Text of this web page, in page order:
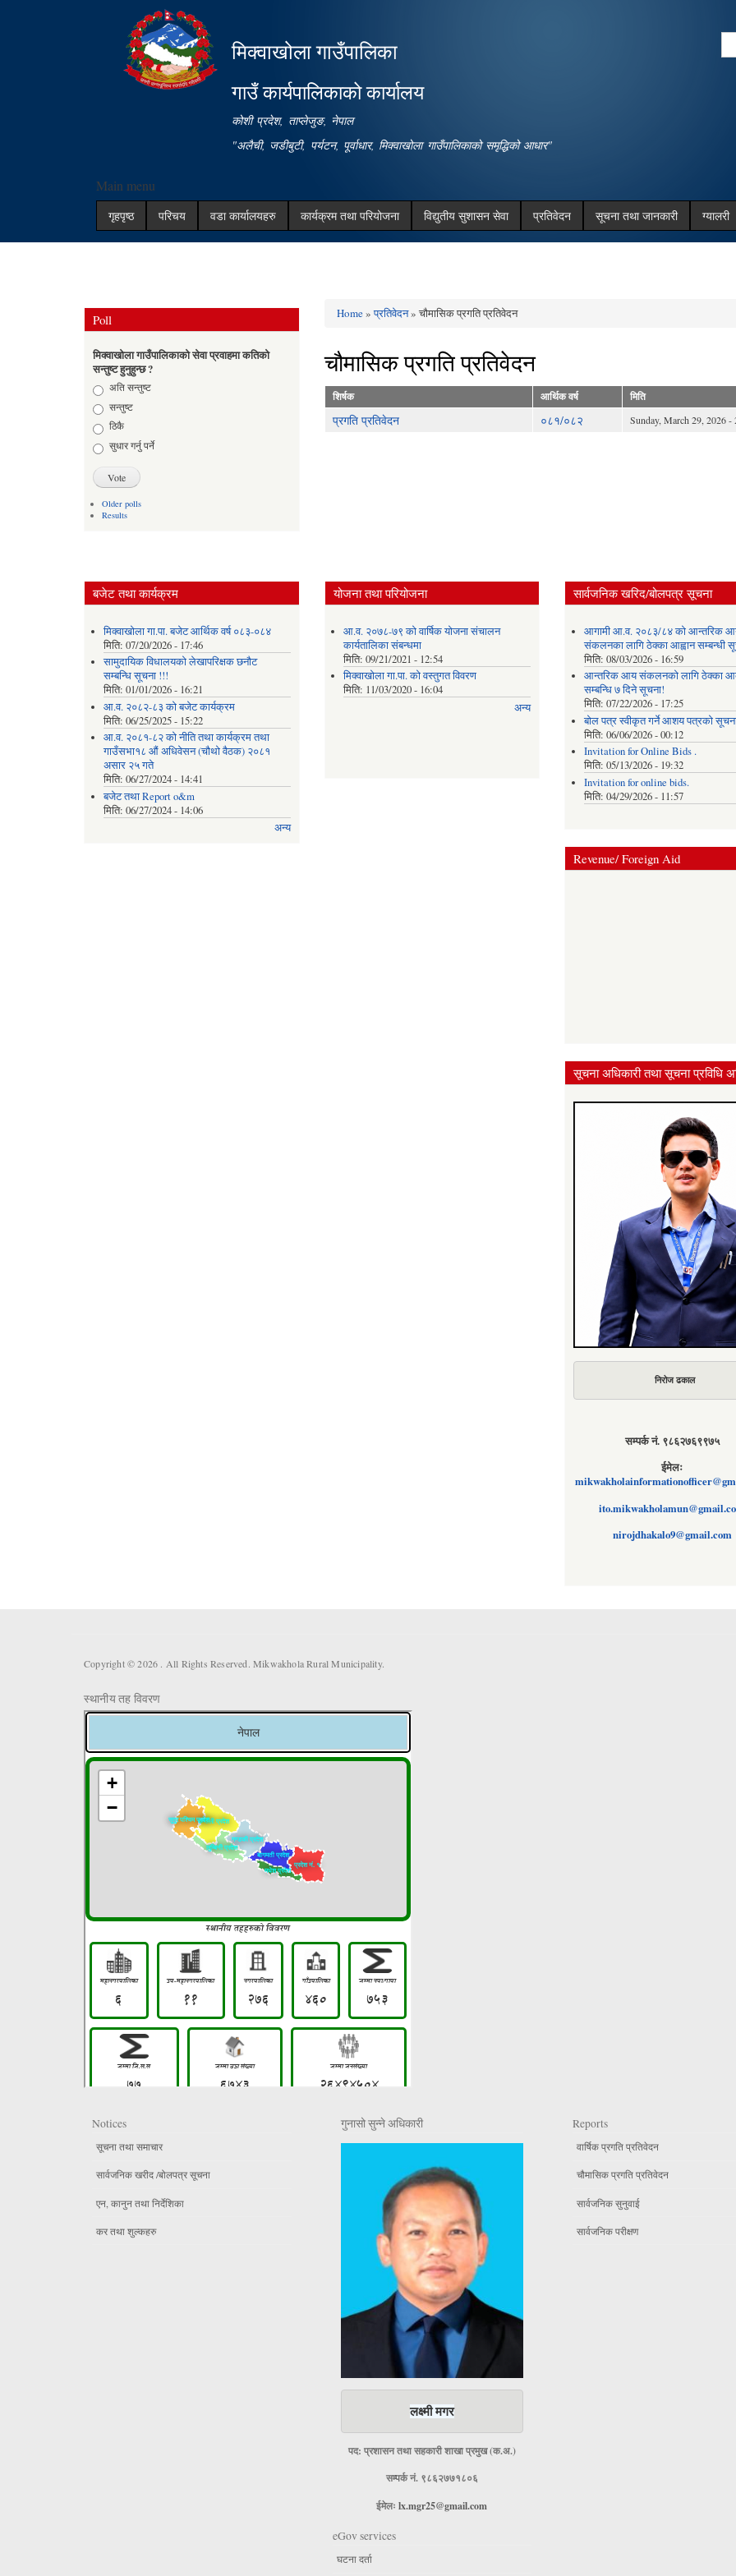
मिक्वाखोला गाउँपालिका
गाउँ कार्यपालिकाको कार्यालय
कोशी प्रदेश, ताप्लेजुङ, नेपाल
"अलैची, जडीबुटी, पर्यटन, पूर्वाधार, मिक्वाखोला गाउँपालिकाको समृद्धिको आधार"
Main menu
गृहपृष्ठ परिचय वडा कार्यालयहरु कार्यक्रम तथा परियोजना विद्युतीय सुशासन सेवा प्रतिवेदन सूचना तथा जानकारी ग्यालरी
Poll
मिक्वाखोला गाउँपालिकाको सेवा प्रवाहमा कतिको
सन्तुष्ट हुनुहुन्छ ?
Choicesअति सन्तुष्ट
सन्तुष्ट
ठिकै
सुधार गर्नु पर्ने
Older polls
Results
You are here
Home»प्रतिवेदन» चौमासिक प्रगति प्रतिवेदन
चौमासिक प्रगति प्रतिवेदन
शिर्षक आर्थिक वर्ष मिति
प्रगति प्रतिवेदन ०८१/०८२ Sunday, March 29, 2026 -
बजेट तथा कार्यक्रम
मिक्वाखोला गा.पा. बजेट आर्थिक वर्ष ०८३-०८४
मिति: 07/20/2026 - 17:46
सामुदायिक विधालयको लेखापरिक्षक छनौट
सम्बन्धि सूचना !!!
मिति: 01/01/2026 - 16:21
आ.व. २०८२-८३ को बजेट कार्यक्रम
मिति: 06/25/2025 - 15:22
आ.व. २०८१-८२ को नीति तथा कार्यक्रम तथा
गाउँसभा१८ औं अधिवेसन (चौथो वैठक) २०८१
असार २५ गते
मिति: 06/27/2024 - 14:41
बजेट तथा Report o&m
मिति: 06/27/2024 - 14:06
अन्य
योजना तथा परियोजना
आ.व. २०७८-७९ को वार्षिक योजना संचालन
कार्यतालिका संबन्धमा
मिति:09/21/2021 - 12:54
मिक्वाखोला गा.पा. को वस्तुगत विवरण
मिति: 11/03/2020 - 16:04
अन्य
सार्वजनिक खरिद/बोलपत्र सूचना
आगामी आ.व. २०८३/८४ को आन्तरिक
संकलनका लागि ठेक्का आह्वान सम्बन्धी
मिति: 08/03/2026 - 16:59
आन्तरिक आय संकलनको लागि ठेक्‍का
सम्बन्धि ७ दिने सूचना!
मिति: 07/22/2026 - 17:25
बोल पत्र स्वीकृत गर्ने आशय पत्रको
मिति: 06/06/2026 - 00:12
Invitation for Online Bids .
मिति: 05/13/2026 - 19:32
Invitation for online bids.
मिति: 04/29/2026 - 11:57
Revenue/ Foreign Aid
सूचना अधिकारी तथा सूचना प्रविधि
निरोज ढकाल
सम्पर्क नं. ९८६२७६९९७५
ईमेलः
nirojdhakalo9@gmail.com
Copyright © 2026 . All Rights Reserved. Mikwakhola Rural Municipality.
स्थानीय तह विवरण
Notices
सूचना तथा समाचार
सार्वजनिक खरीद /बोलपत्र सूचना
एन, कानुन तथा निर्देशिका
कर तथा शुल्कहरु
गुनासो सुन्ने अधिकारी
लक्ष्मी मगर
पद: प्रशासन तथा सहकारी शाखा प्रमुख (क.अ.)
सम्पर्क नं. ९८६२७७१८०६
ईमेलःlx.mgr25@gmail.com
eGov services
घटना दर्ता
Reports
वार्षिक प्रगति प्रतिवेदन
चौमासिक प्रगति प्रतिवेदन
सार्वजनिक सुनुवाई
सार्वजनिक परीक्षण